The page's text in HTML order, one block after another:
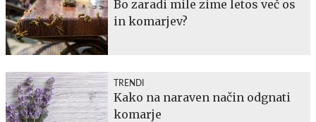
Bo zaradi mile zime letos več os
in komarjev?
TRENDI
Kako na naraven način odgnati
komarje